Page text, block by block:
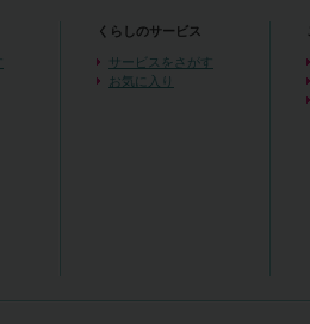
くらしのサービス
サービスをさがす
お気に入り